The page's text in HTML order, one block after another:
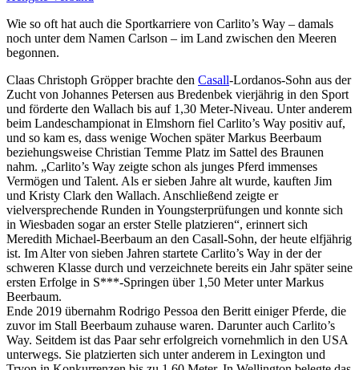
Wie so oft hat auch die Sportkarriere von Carlito’s Way – damals
noch unter dem Namen Carlson – im Land zwischen den Meeren
begonnen.
Claas Christoph Gröpper brachte den Casall-Lordanos-Sohn aus der
Zucht von Johannes Petersen aus Bredenbek vierjährig in den Sport
und förderte den Wallach bis auf 1,30 Meter-Niveau. Unter anderem
beim Landeschampionat in Elmshorn fiel Carlito’s Way positiv auf,
und so kam es, dass wenige Wochen später Markus Beerbaum
beziehungsweise Christian Temme Platz im Sattel des Braunen
nahm. „Carlito’s Way zeigte schon als junges Pferd immenses
Vermögen und Talent. Als er sieben Jahre alt wurde, kauften Jim
und Kristy Clark den Wallach. Anschließend zeigte er
vielversprechende Runden in Youngsterprüfungen und konnte sich
in Wiesbaden sogar an erster Stelle platzieren“, erinnert sich
Meredith Michael-Beerbaum an den Casall-Sohn, der heute elfjährig
ist. Im Alter von sieben Jahren startete Carlito’s Way in der der
schweren Klasse durch und verzeichnete bereits ein Jahr später seine
ersten Erfolge in S***-Springen über 1,50 Meter unter Markus
Beerbaum.
Ende 2019 übernahm Rodrigo Pessoa den Beritt einiger Pferde, die
zuvor im Stall Beerbaum zuhause waren. Darunter auch Carlito’s
Way. Seitdem ist das Paar sehr erfolgreich vornehmlich in den USA
unterwegs. Sie platzierten sich unter anderem in Lexington und